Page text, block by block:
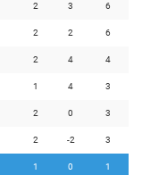
2 3 6
2 2 6
2 4 4
1 4 3
2 0 3
2 -2 3
1 0 1